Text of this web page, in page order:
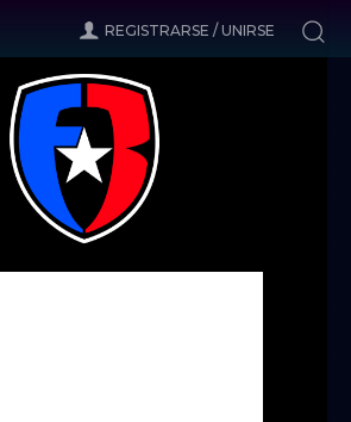
REGISTRARSE / UNIRSE